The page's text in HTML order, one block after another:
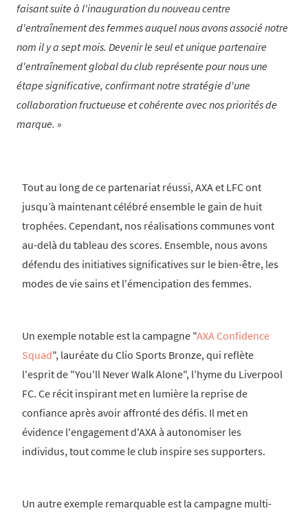
faisant suite à l'inauguration du nouveau centre
d'entraînement des femmes auquel nous avons associé notre
nom il y a sept mois. Devenir le seul et unique partenaire
d'entraînement global du club représente pour nous une
étape significative, confirmant notre stratégie d'une
collaboration fructueuse et cohérente avec nos priorités de
marque.
Tout au long de ce partenariat réussi, AXA et LFC ont
jusqu’à maintenant célébré ensemble le gain de huit
trophées. Cependant, nos réalisations communes vont
au-delà du tableau des scores. Ensemble, nous avons
défendu des initiatives significatives sur le bien-être, les
modes de vie sains et l'émencipation des femmes.
Un exemple notable est la campagne "AXA Confidence
Squad", lauréate du Clio Sports Bronze, qui reflète
l'esprit de "You'll Never Walk Alone", l’hyme du Liverpool
FC. Ce récit inspirant met en lumière la reprise de
confiance après avoir affronté des défis. Il met en
évidence l'engagement d'AXA à autonomiser les
individus, tout comme le club inspire ses supporters.
Un autre exemple remarquable est la campagne multi-